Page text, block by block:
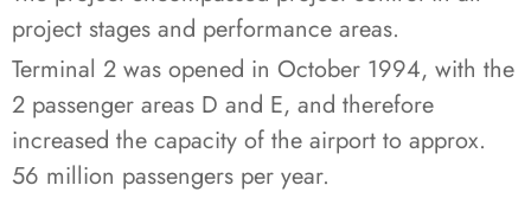
project stages and performance areas.
Terminal 2 was opened in October 1994, with the
2 passenger areas D and E, and therefore
increased the capacity of the airport to approx.
56 million passengers per year.